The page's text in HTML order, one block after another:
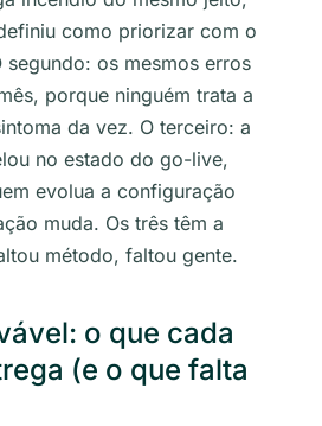
como priorizar com o
segundo: os mesmos erros
porque ninguém trata a
da vez. O terceiro: a
no estado do go-live,
evolua a configuração
muda. Os três têm a
método, faltou gente.
o que cada
(e o que falta